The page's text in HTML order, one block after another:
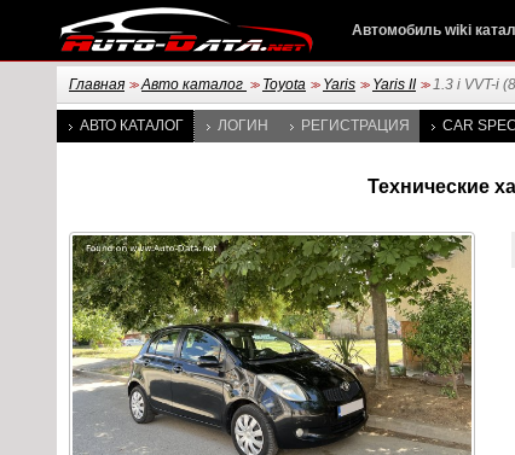
Автомобиль wiki
Главная >> Авто каталог >> Toyota >> Yaris >> Yaris II >> 1.3 i VVT-i
АВТО КАТАЛОГ ЛОГИН РЕГИСТРАЦИЯ CAR
Технические